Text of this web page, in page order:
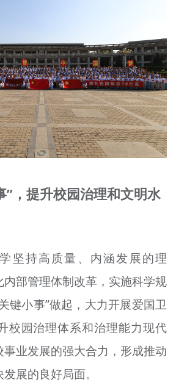
”，提升校园治理和文明水
坚持高质量、内涵发展的理
部管理体制改革，实施科学规
键小事”做起，大力开展爱国卫
校园治理体系和治理能力现代
业发展的强大合力，形成推动
展的良好局面。